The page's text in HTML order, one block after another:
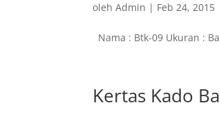
olehAdmin | Feb 24, 2015
Nama : Btk-09 Ukuran :
Kertas Kado